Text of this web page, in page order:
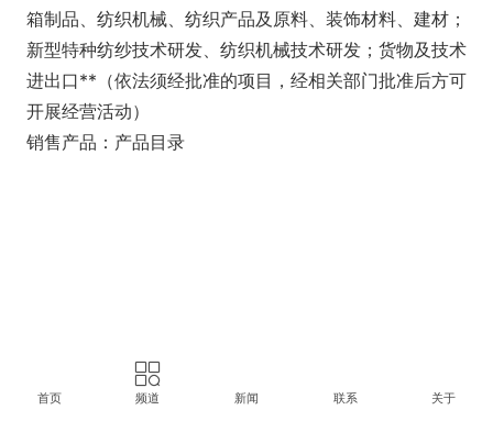
箱制品、纺织机械、纺织产品及原料、装饰材料、建材；
新型特种纺纱技术研发、纺织机械技术研发；货物及技术
进出口**（依法须经批准的项目，经相关部门批准后方可
开展经营活动）
销售产品：产品目录
首页 频道 新闻 联系 关于